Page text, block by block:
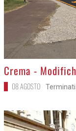
>
Crema -
08 AGOSTO